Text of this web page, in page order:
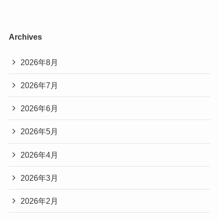
Archives
2026年8月
2026年7月
2026年6月
2026年5月
2026年4月
2026年3月
2026年2月